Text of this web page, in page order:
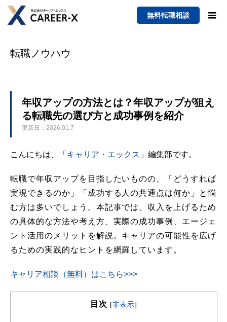
無料転職相談
転職ノウハウ
年収アップの方法とは？年収アップが狙え
る転職先の選び方と成功事例を紹介
更新日：2026.01.7
こんにちは、「 キャリア・エックス 」編集部です。
転職で年収アップを目指したいものの、「どうすれば
実現できるのか」「成功する人の共通点は何か」と悩
む方は多いでしょう。本記事では、収入を上げるため
の具体的な方法や考え方、実際の成功事例、エージェ
ント活用のメリットを解説。キャリアの可能性を広げ
るための実践的なヒントを網羅しています。
キャリア相談（無料）はこちら>>>
目次 [非表示]